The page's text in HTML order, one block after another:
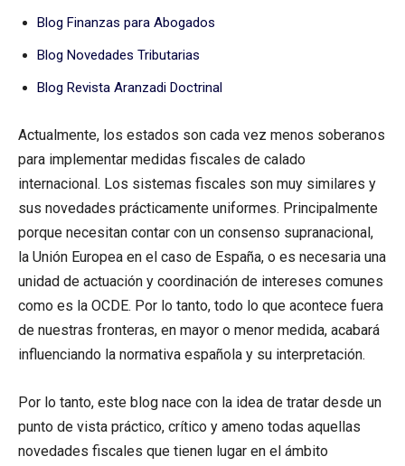
Blog Finanzas para Abogados
Blog Novedades Tributarias
Blog Revista Aranzadi Doctrinal
Actualmente, los estados son cada vez menos soberanos
para implementar medidas fiscales de calado
internacional. Los sistemas fiscales son muy similares y
sus novedades prácticamente uniformes. Principalmente
porque necesitan contar con un consenso supranacional,
la Unión Europea en el caso de España, o es necesaria una
unidad de actuación y coordinación de intereses comunes
como es la OCDE. Por lo tanto, todo lo que acontece fuera
de nuestras fronteras, en mayor o menor medida, acabará
influenciando la normativa española y su interpretación.
Por lo tanto, este blog nace con la idea de tratar desde un
punto de vista práctico, crítico y ameno todas aquellas
novedades fiscales que tienen lugar en el ámbito